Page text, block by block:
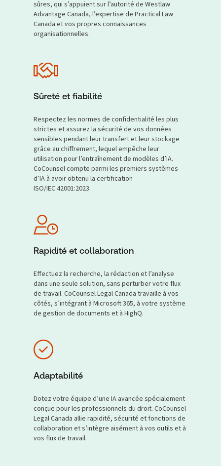
sûres, qui s’appuient sur l’autorité de Westlaw
Advantage Canada, l’expertise de Practical Law
Canada et vos propres connaissances
organisationnelles.
Sûreté et fiabilité
Respectez les normes de confidentialité les plus
strictes et assurez la sécurité de vos données
sensibles pendant leur transfert et leur stockage
grâce au chiffrement, lequel empêche leur
utilisation pour l’entraînement de modèles d’IA.
CoCounsel compte parmi les premiers systèmes
d’IA à avoir obtenu la certification
ISO/IEC 42001:2023.
Rapidité et collaboration
Effectuez la recherche, la rédaction et l’analyse
dans une seule solution, sans perturber votre flux
de travail. CoCounsel Legal Canada travaille à vos
côtés, s’intégrant à Microsoft 365, à votre système
de gestion de documents et à HighQ.
Adaptabilité
Dotez votre équipe d’une IA avancée spécialement
conçue pour les professionnels du droit. CoCounsel
Legal Canada allie rapidité, sécurité et fonctions de
collaboration et s’intègre aisément à vos outils et à
vos flux de travail.